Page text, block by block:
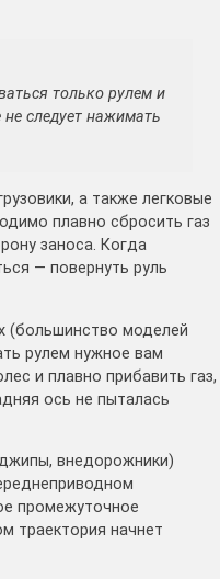
только рулем и
следует нажимать
а также легковые
плавно сбросить газ
заноса. Когда
— повернуть руль
(большинство моделей
рулем нужное вам
и плавно прибавить газ,
ось не пыталась
внедорожники)
промежуточное
траектория начнет